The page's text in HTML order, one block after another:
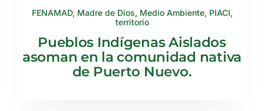
FENAMAD, Madre de Dios, Medio Ambiente, PIACI,
territorio
Pueblos Indígenas Aislados
asoman en la comunidad nativa
de Puerto Nuevo.